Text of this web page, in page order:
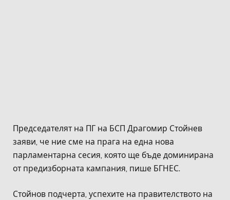
Председателят на ПГ на БСП Драгомир Стойнев
заяви, че ние сме на прага на една нова
парламентарна сесия, която ще бъде доминирана
от предизборната кампания, пише БГНЕС.
Стойнов подчерта, успехите на правителството на